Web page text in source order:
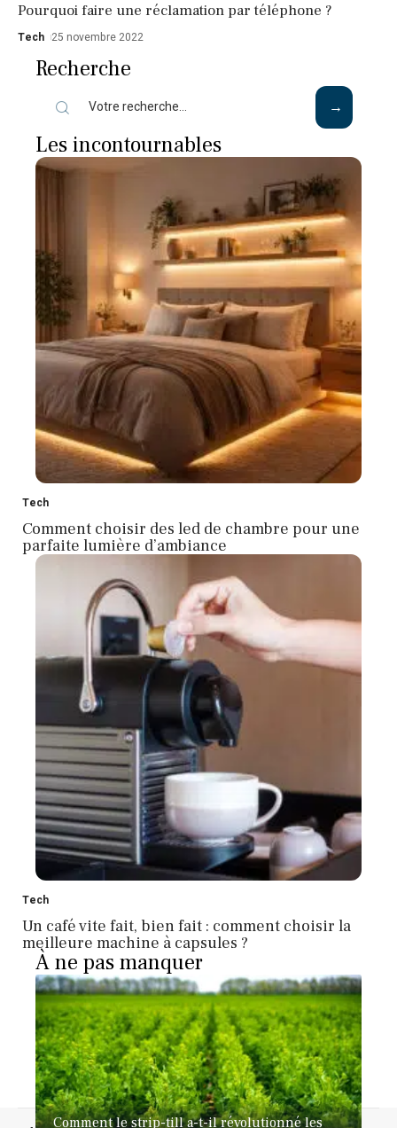
Pourquoi faire une réclamation par téléphone ?
Tech 25 novembre 2022
Recherche
Les incontournables
Tech
Comment choisir des led de chambre pour une
parfaite lumière d’ambiance
Tech
Un café vite fait, bien fait : comment choisir la
meilleure machine à capsules ?
À ne pas manquer
Comment le strip-till a-t-il révolutionné les